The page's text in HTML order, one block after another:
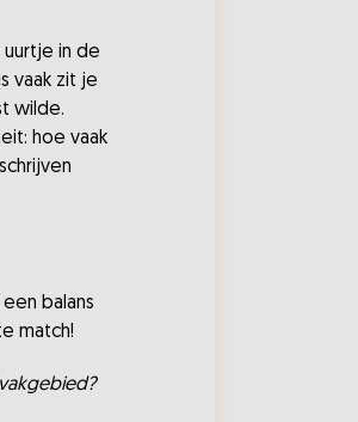
in de
vaak zit je
wilde.
hoe vaak
balans
match!